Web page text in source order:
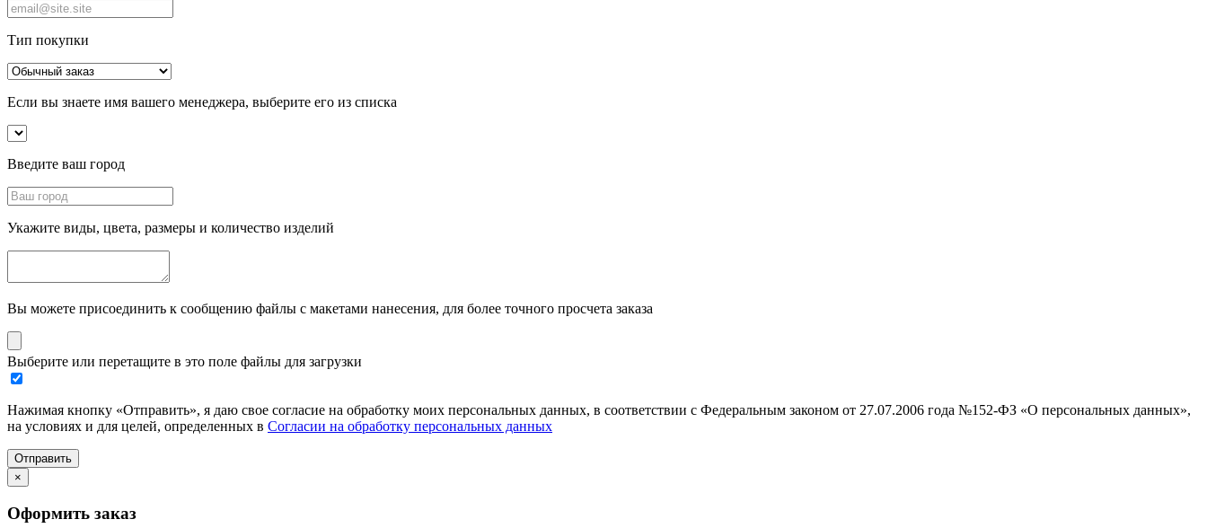
Тип покупки
Если вы знаете имя вашего менеджера, выберите его из списка
Введите ваш город
Укажите виды, цвета, размеры и количество изделий
Вы можете присоединить к сообщению файлы с макетами нанесения, для более точного просчета заказа
Выберите или перетащите в это поле файлы для загрузки
Нажимая кнопку «Отправить», я даю свое согласие на обработку моих персональных данных, в соответствии с Федеральным законом от 27.07.2006 года №152-ФЗ «О персональных данных»,
на условиях и для целей, определенных в Согласии на обработку персональных данных
Отправить
×
Оформить заказ